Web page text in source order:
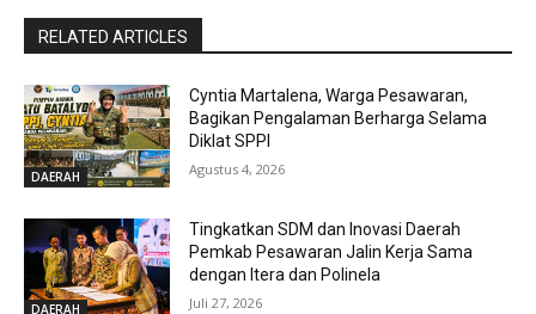
RELATED ARTICLES
DAERAH
Cyntia Martalena, Warga Pesawaran,
Bagikan Pengalaman Berharga Selama
Diklat SPPI
Agustus 4, 2026
DAERAH
Tingkatkan SDM dan Inovasi Daerah
Pemkab Pesawaran Jalin Kerja Sama
dengan Itera dan Polinela
Juli 27, 2026